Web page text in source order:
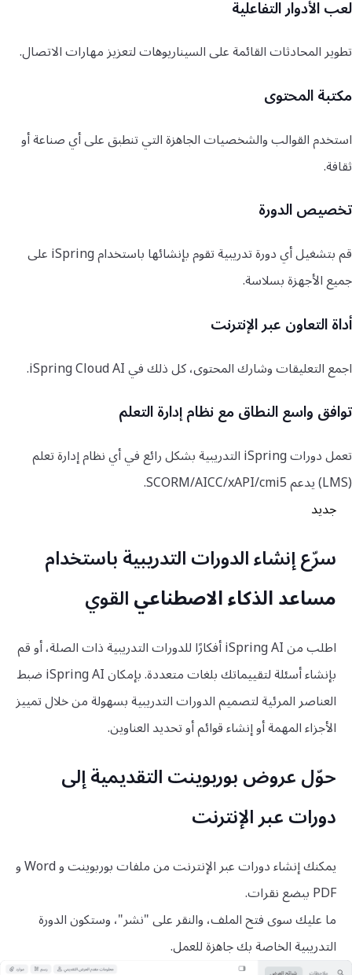
لعب الأدوار التفاعلية
تطوير المحادثات القائمة على السيناريوهات لتعزيز مهارات الاتصال.
مكتبة المحتوى
استخدم القوالب والشخصيات الجاهزة التي تنطبق على أي صناعة أو
ثقافة.
تخصيص الدورة
قم بتشغيل أي دورة تدريبية تقوم بإنشائها باستخدام iSpring على
جميع الأجهزة بسلاسة.
أداة التعاون عبر الإنترنت
اجمع التعليقات وشارك المحتوى، كل ذلك في iSpring Cloud AI.
توافق واسع النطاق مع نظام إدارة التعلم
تعمل دورات iSpring التدريبية بشكل رائع في أي نظام إدارة تعلم
(LMS) يدعم SCORM/AICC/xAPI/cmi5.
جديد
سرّع إنشاء الدورات التدريبية باستخدام
مساعد الذكاء الاصطناعيالقوي
اطلب من iSpring AI أفكارًا للدورات التدريبية ذات الصلة، أو قم
بإنشاء أسئلة لتقييماتك بلغات متعددة. بإمكان iSpring AI ضبط
العناصر المرئية لتصميم الدورات التدريبية بسهولة من خلال تمييز
الأجزاء المهمة أو إنشاء قوائم أو تحديد العناوين.
حوّل عروض بوربوينت التقديمية إلى
دورات عبر الإنترنت
يمكنك إنشاء دورات عبر الإنترنت من ملفات بوربوينت و Word و
PDF ببضع نقرات.
ما عليك سوى فتح الملف، والنقر على "نشر"، وستكون الدورة
التدريبية الخاصة بك جاهزة للعمل.